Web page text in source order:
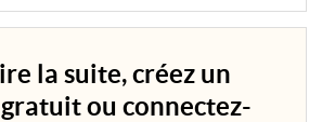
la suite, créez un
ou connectez-